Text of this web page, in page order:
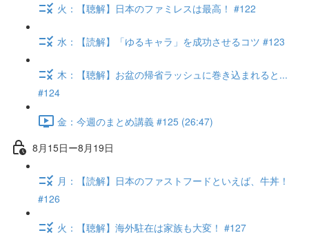
火：【聴解】日本のファミレスは最高！ #122
水：【読解】「ゆるキャラ」を成功させるコツ #123
木：【聴解】お盆の帰省ラッシュに巻き込まれると...
#124
金：今週のまとめ講義 #125 (26:47)
8月15日ー8月19日
月：【読解】日本のファストフードといえば、牛丼！
#126
火：【聴解】海外駐在は家族も大変！ #127